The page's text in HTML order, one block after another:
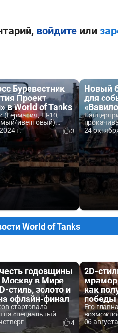
войдитеили
Буревестник
Проект
в World of Tanks
(Германия, ТТ-10,
ивентовый)...
г.
3
Новый
для
24
World of Tanks
годовщины
Москву в Мире
стиль, золото и
офлайн-финал
стартовала
на специальный...
4
2D-
как
победы
Его
06